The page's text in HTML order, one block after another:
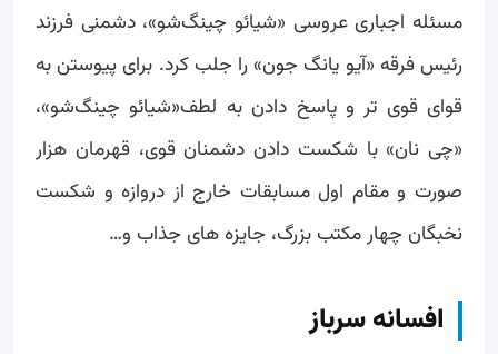
مسئله اجباری عروسی «شیائو چینگ‌شو»، دشمنی فرزند
رئیس فرقه «آیو یانگ جون» را جلب کرد. برای پیوستن به
قوای قوی تر و پاسخ دادن به لطف«شیائو چینگ‌شو»،
«چی نان» با شکست دادن دشمنان قوی، قهرمان هزار
صورت و مقام اول مسابقات خارج از دروازه و شکست
نخبگان چهار مکتب بزرگ، جایزه های جذاب و…
افسانه سرباز